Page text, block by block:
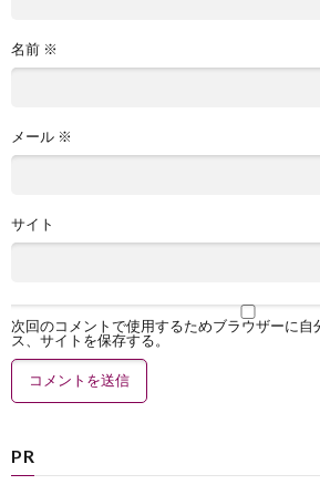
名前 ※
メール ※
サイト
次回のコメントで使用するためブラウザーに自
ス、サイトを保存する。
PR